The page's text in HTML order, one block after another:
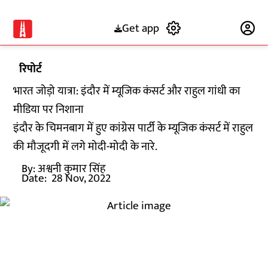
Get app
रिपोर्ट
भारत जोड़ो यात्रा: इंदौर में म्यूजिक कंसर्ट और राहुल गांधी का
मीडिया पर निशाना
इंदौर के चिमनबाग में हुए कांग्रेस पार्टी के म्यूजिक कंसर्ट में राहुल
की मौजूदगी में लगे मोदी-मोदी के नारे.
By:अश्वनी कुमार सिंह
Date: 28 Nov, 2022